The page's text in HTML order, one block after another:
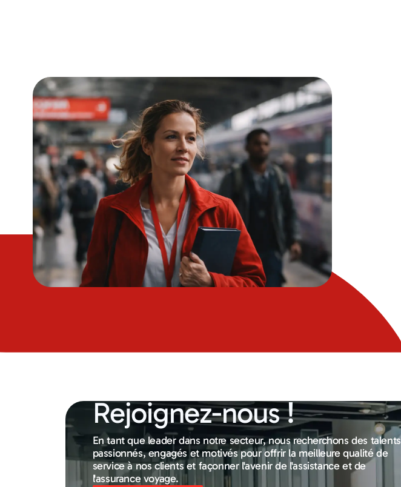
Rejoignez-nous !
En tant que leader dans notre secteur, nous recherchons des talents
passionnés, engagés et motivés pour offrir la meilleure qualité de
service à nos clients et façonner l'avenir de l'assistance et de
l'assurance voyage.